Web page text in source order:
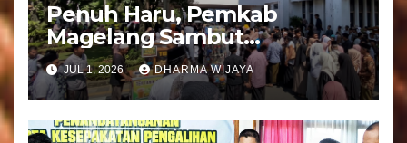
Penuh Haru, Pemkab
Magelang Sambut
Kepulangan Jemaah Haji
Kloter 81
JUL 1, 2026 DHARMA WIJAYA